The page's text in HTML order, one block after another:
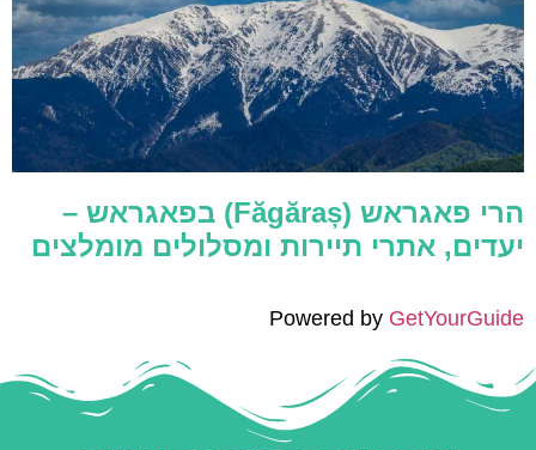
הרי פאגראש (Făgăraș) בפאגראש –
יעדים, אתרי תיירות ומסלולים מומלצים
Powered by GetYourGuide